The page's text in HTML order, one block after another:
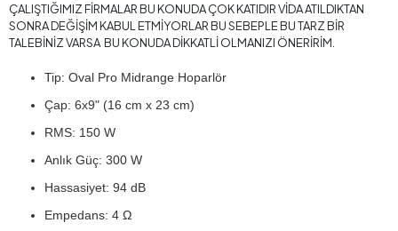
ÇALIŞTIĞIMIZ FİRMALAR BU KONUDA ÇOK KATIDIR VİDA ATILDIKTAN
SONRA DEĞİŞİM KABUL ETMİYORLAR BU SEBEPLE BU TARZ BİR
TALEBİNİZ VARSA BU KONUDA DİKKATLİ OLMANIZI ÖNERİRİM.
Tip: Oval Pro Midrange Hoparlör
Çap: 6x9" (16 cm x 23 cm)
RMS: 150 W
Anlık Güç: 300 W
Hassasiyet: 94 dB
Empedans: 4 Ω